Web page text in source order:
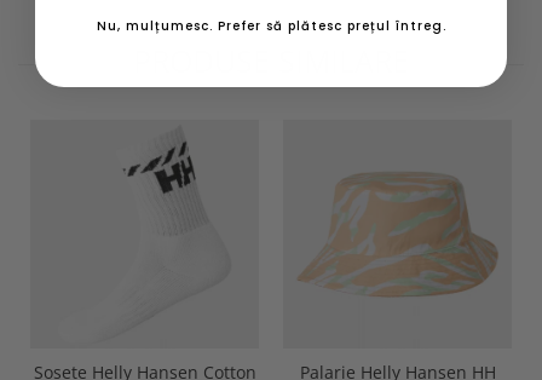
Sosete Helly Hansen Cotton
Palarie Helly Hansen HH
Nu, mulțumesc. Prefer să plătesc prețul întreg.